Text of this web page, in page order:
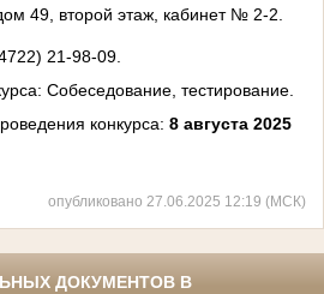
49, второй этаж, каби­нет № 2-2.
21-98-09.
Собеседование, тестирование.
конкурса: 8 августа 2025
опубликовано 27.06.2025 12:19 (МСК)
ДОКУМЕНТОВ В